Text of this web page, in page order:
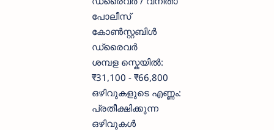
പോലീസ്
കോൺസ്റ്റബിൾ
ഡ്രൈവർ
ശമ്പള സ്കെയിൽ:
₹31,100 - ₹66,800
ഒഴിവുകളുടെ എണ്ണം:
പ്രതീക്ഷിക്കുന്ന
ഒഴിവുകൾ